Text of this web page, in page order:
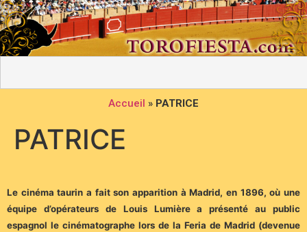
Accueil » PATRICE
PATRICE
Le cinéma taurin a fait son apparition à Madrid, en 1896, où une
équipe d’opérateurs de Louis Lumière a présenté au public
espagnol le cinématographe lors de la Feria de Madrid (devenue